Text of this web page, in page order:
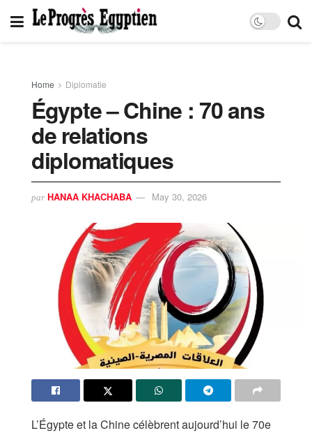
Home Diplomatie
Égypte – Chine : 70 ans
de relations
diplomatiques
par HANAA KHACHABA May 30, 2026
L’Égypte et la Chine célèbrent aujourd’hui le 70e